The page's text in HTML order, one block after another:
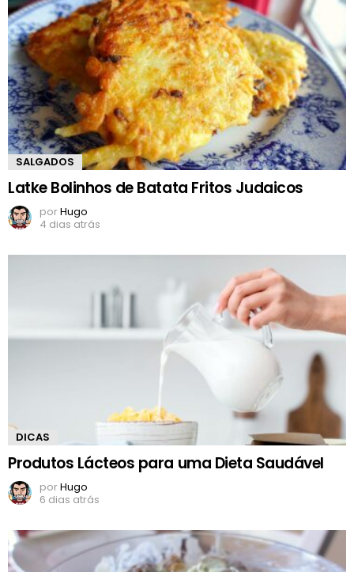
SALGADOS
Latke Bolinhos de Batata Fritos Judaicos
porHugo
4 dias atrás
DICAS
Produtos Lácteos para uma Dieta Saudável
porHugo
6 dias atrás